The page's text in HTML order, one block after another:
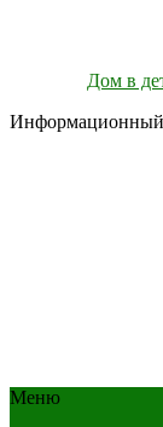
Дом в
Информационный
Меню